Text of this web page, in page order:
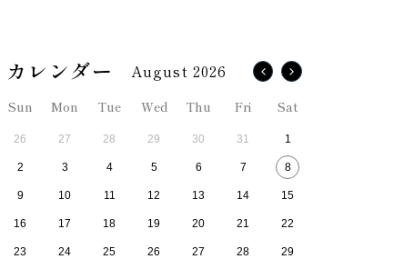
August 2026
Sun Mon Tue Wed Thu Fri Sat
26 27 28 29 30 31 1
2 3 4 5 6 7 8
9 10 11 12 13 14 15
16 17 18 19 20 21 22
23 24 25 26 27 28 29